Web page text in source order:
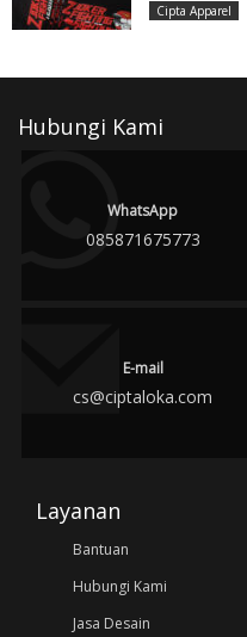
Cipta Apparel
Hubungi Kami
WhatsApp
085871675773
E-mail
cs@ciptaloka.com
Layanan
Bantuan
Hubungi Kami
Jasa Desain